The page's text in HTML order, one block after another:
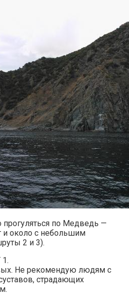
по Медведь —
и около с небольшим
2 и 3).
Не рекомендую людям с
страдающих